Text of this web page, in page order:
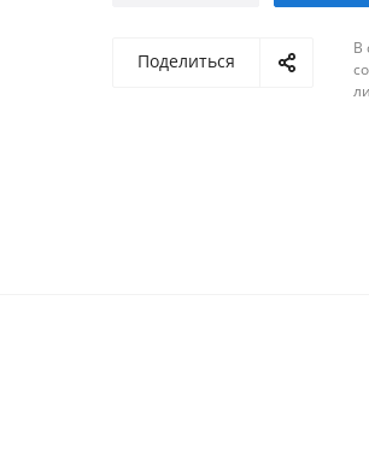
Поделиться
В